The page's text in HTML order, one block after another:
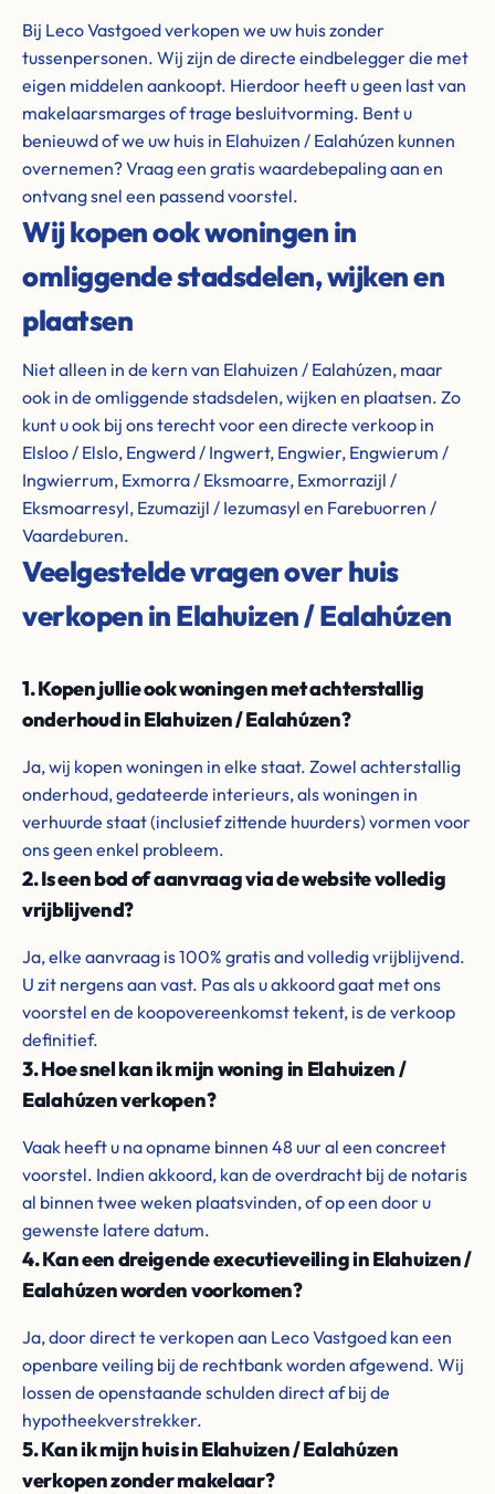
Bij Leco Vastgoed verkopen we uw huis zonder
tussenpersonen. Wij zijn de directe eindbelegger die met
eigen middelen aankoopt. Hierdoor heeft u geen last van
makelaarsmarges of trage besluitvorming. Bent u
benieuwd of we uw huis in Elahuizen / Ealahúzen kunnen
overnemen? Vraag een gratis waardebepaling aan en
ontvang snel een passend voorstel.
Wij kopen ook woningen in
omliggende stadsdelen, wijken en
plaatsen
Niet alleen in de kern van Elahuizen / Ealahúzen, maar
ook in de omliggende stadsdelen, wijken en plaatsen. Zo
kunt u ook bij ons terecht voor een directe verkoop in
Elsloo / Elslo, Engwerd / Ingwert, Engwier, Engwierum /
Ingwierrum, Exmorra / Eksmoarre, Exmorrazijl /
Eksmoarresyl, Ezumazijl / Iezumasyl en Farebuorren /
Vaardeburen.
Veelgestelde vragen over huis
verkopen in Elahuizen / Ealahúzen
1. Kopen jullie ook woningen met achterstallig
onderhoud in Elahuizen / Ealahúzen?
Ja, wij kopen woningen in elke staat. Zowel achterstallig
onderhoud, gedateerde interieurs, als woningen in
verhuurde staat (inclusief zittende huurders) vormen voor
ons geen enkel probleem.
2. Is een bod of aanvraag via de website volledig
vrijblijvend?
Ja, elke aanvraag is 100% gratis and volledig vrijblijvend.
U zit nergens aan vast. Pas als u akkoord gaat met ons
voorstel en de koopovereenkomst tekent, is de verkoop
definitief.
3. Hoe snel kan ik mijn woning in Elahuizen /
Ealahúzen verkopen?
Vaak heeft u na opname binnen 48 uur al een concreet
voorstel. Indien akkoord, kan de overdracht bij de notaris
al binnen twee weken plaatsvinden, of op een door u
gewenste latere datum.
4. Kan een dreigende executieveiling in Elahuizen /
Ealahúzen worden voorkomen?
Ja, door direct te verkopen aan Leco Vastgoed kan een
openbare veiling bij de rechtbank worden afgewend. Wij
lossen de openstaande schulden direct af bij de
hypotheekverstrekker.
5. Kan ik mijn huis in Elahuizen / Ealahúzen
verkopen zonder makelaar?